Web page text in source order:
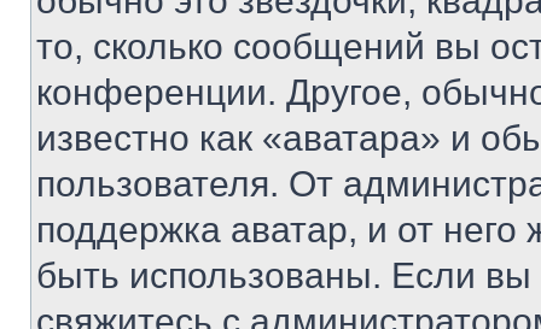
то, сколько сообщений вы
конференции. Другое,
известно как «аватара» и
пользователя. От
поддержка аватар, и от него
быть использованы. Если